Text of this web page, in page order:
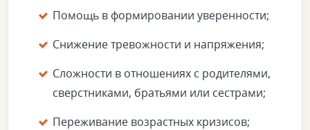
Помощь в формировании уверенности;
Снижение тревожности и напряжения;
Сложности в отношениях с родителями,
сверстниками, братьями или сестрами;
Переживание возрастных кризисов;